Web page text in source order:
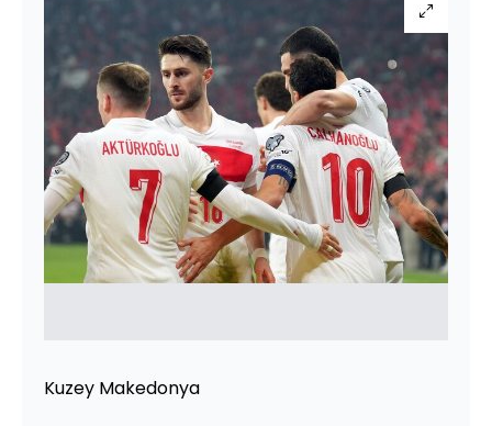
Kuzey Makedonya